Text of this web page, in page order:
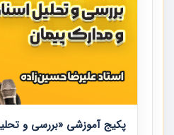
پکیج آموزشی «بررسی و